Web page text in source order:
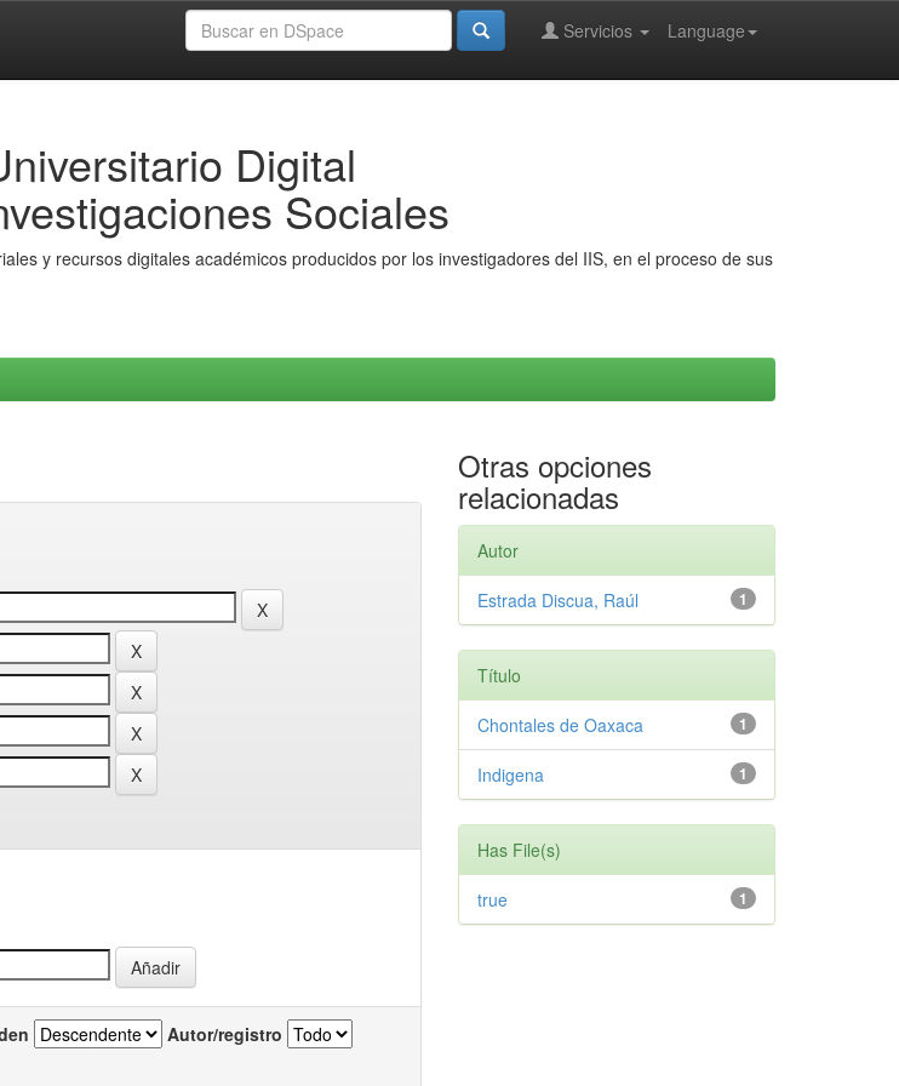
Language
Servicios
Digital
Sociales
y recursos digitales académicos producidos por los investigadores del IIS, en el proceso de sus
Autor/registro
Otras opciones
relacionadas
Autor
1
Estrada Discua, Raúl
Título
1
Chontales de Oaxaca
1
Indigena
Has File(s)
1
true